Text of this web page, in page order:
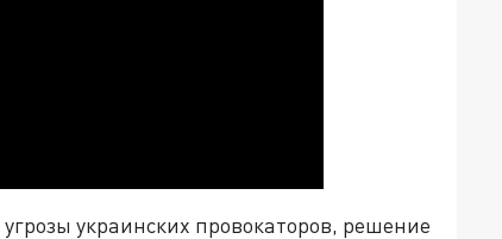
украинских провокаторов, решение